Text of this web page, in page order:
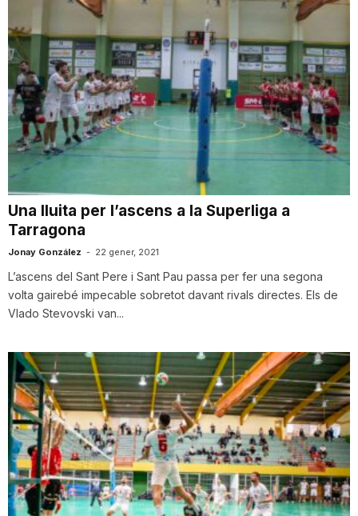
o
C
i
u
t
a
t
d
e
Una lluita per l’ascens a la Superliga a
Tarragona
Jonay González - 22 gener, 2021
L’ascens del Sant Pere i Sant Pau passa per fer una segona
volta gairebé impecable sobretot davant rivals directes. Els de
Vlado Stevovski van...